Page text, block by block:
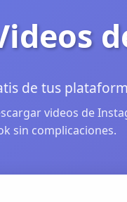
de tus
videos de
sin complicaciones.